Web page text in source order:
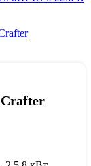
Crafter